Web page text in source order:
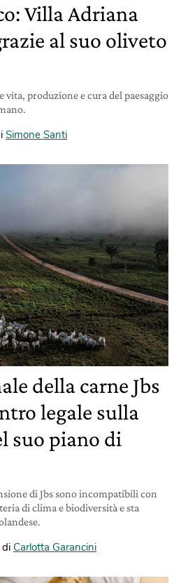
Villa Adriana
al suo oliveto
produzione e cura del paesaggio
Simone Santi
della carne Jbs
legale sulla
suo piano di
di Jbs sono incompatibili con
di clima e biodiversità e sta
di Carlotta Garancini